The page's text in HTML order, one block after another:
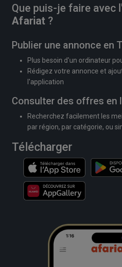
Que puis-je faire avec
Afariat ?
Publier une annonce en
Plus besoin d'un ordinateur
Rédigez votre annonce et
l'application
Consulter des offres en
Recherchez facilement les
par région, par catégorie, ou
Télécharger